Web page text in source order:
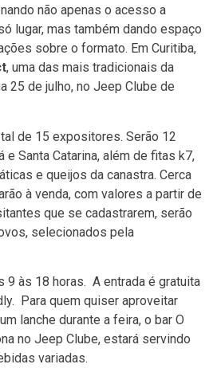
não apenas o acesso a
lugar, mas também dando espaço
sobre o formato. Em Curitiba,
, uma das mais tradicionais da
25 de julho, no Jeep Clube de
de 15 expositores. Serão 12
e Santa Catarina, além de fitas k7,
e queijos da canastra. Cerca
à venda, com valores a partir de
que se cadastrarem, serão
selecionados pela
9 às 18 horas. A entrada é gratuita
Para quem quiser aproveitar
lanche durante a feira, o bar O
no Jeep Clube, estará servindo
variadas.